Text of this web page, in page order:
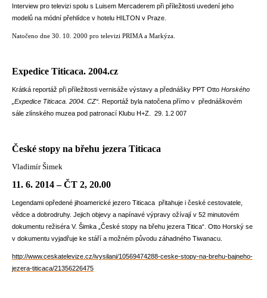
Interview pro televizi spolu s Luisem Mercaderem při příležitosti uvedení jeho
modelů na módní přehlídce v hotelu HILTON v Praze.
Natočeno dne 30. 10. 2000 pro televizi PRIMA a Markýza.
Expedice Titicaca. 2004.cz
Krátká reportáž při příležitosti vernisáže výstavy a přednášky PPT Otto Horského
„Expedice Titicaca. 2004. CZ“. Reportáž byla natočena přímo v přednáškovém
sále zlínského muzea pod patronací Klubu H+Z. 29. 1.2 007
České stopy na břehu jezera Titicaca
Vladimír Šimek
11. 6. 2014 – ČT 2, 20.00
Legendami opředené jihoamerické jezero Titicaca přitahuje i české cestovatele,
vědce a dobrodruhy. Jejich objevy a napínavé výpravy ožívají v 52 minutovém
dokumentu režiséra V. Šimka „České stopy na břehu jezera Titica“. Otto Horský se
v dokumentu vyjadřuje ke stáří a možném původu záhadného Tiwanacu.
http://www.ceskatelevize.cz/ivysilani/10569474288-ceske-stopy-na-brehu-bajneho-
jezera-titicaca/21356226475